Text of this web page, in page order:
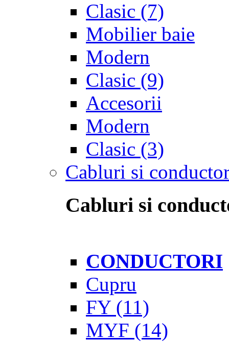
Clasic (7)
Mobilier baie
Modern
Clasic (9)
Accesorii
Modern
Clasic (3)
Cabluri si
Cabluri si
CONDUCTORI
Cupru
FY(11)
MYF (14)